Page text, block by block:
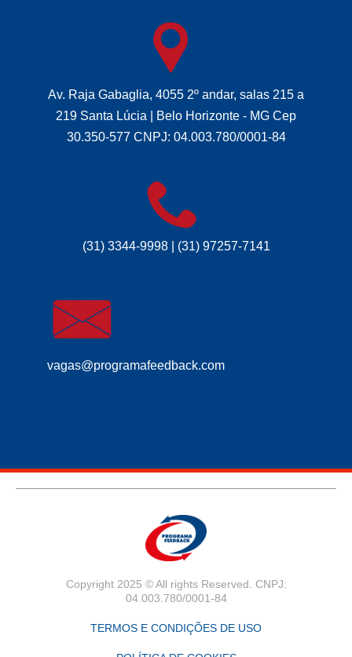
Av. Raja Gabaglia, 4055 2º andar, salas 215 a
219 Santa Lúcia | Belo Horizonte - MG Cep
30.350-577 CNPJ: 04.003.780/0001-84
(31) 3344-9998 | (31) 97257-7141
vagas@programafeedback.com
Copyright 2025 © All rights Reserved. CNPJ:
04.003.780/0001-84
TERMOS E CONDIÇÕES DE USO